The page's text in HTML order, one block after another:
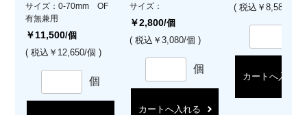
サイズ：0-70mm OF
有無兼用
￥11,500/個
( 税込￥12,650/個 )
個
サイズ：
￥2,800/個
( 税込￥3,080/個 )
個
カートへ入れる
( 税込￥8,580/個 )
カートへ入れる